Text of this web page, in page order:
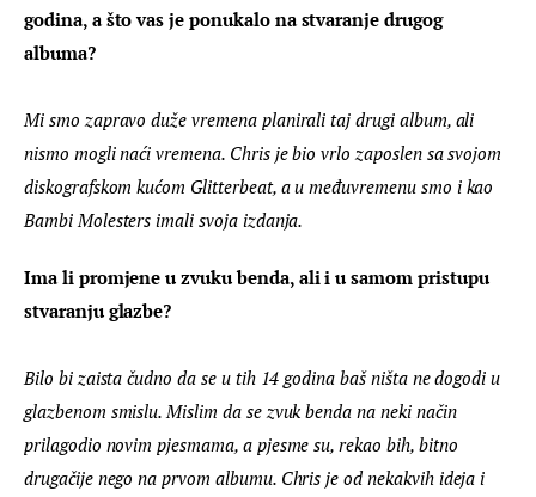
godina, a što vas je ponukalo na stvaranje drugog
albuma?
Mi smo zapravo duže vremena planirali taj drugi album, ali
nismo mogli naći vremena. Chris je bio vrlo zaposlen sa svojom
diskografskom kućom Glitterbeat, a u međuvremenu smo i kao
Bambi Molesters imali svoja izdanja.
Ima li promjene u zvuku benda, ali i u samom pristupu
stvaranju glazbe?
Bilo bi zaista čudno da se u tih 14 godina baš ništa ne dogodi u
glazbenom smislu. Mislim da se zvuk benda na neki način
prilagodio novim pjesmama, a pjesme su, rekao bih, bitno
drugačije nego na prvom albumu. Chris je od nekakvih ideja i